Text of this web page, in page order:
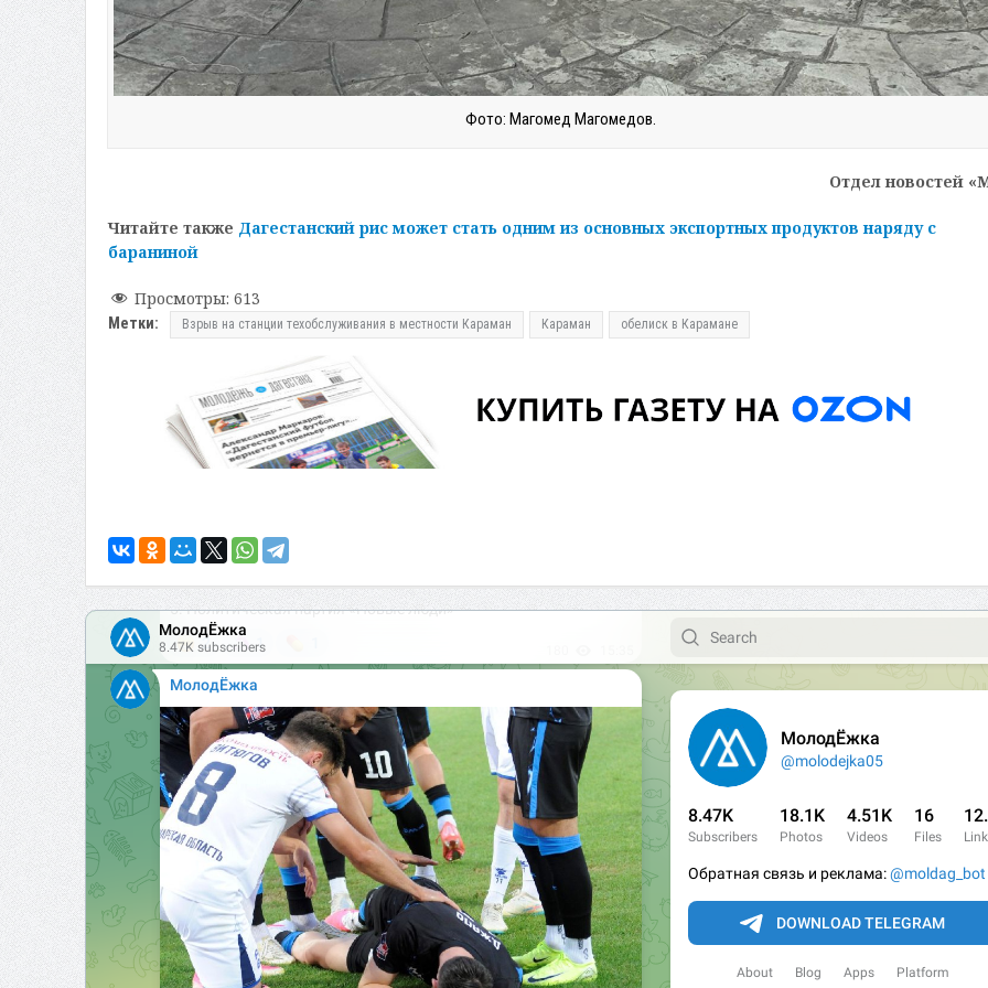
Фото: Магомед Магомедов.
Отдел новостей
Читайте также Дагестанский рис может стать одним из основных экспортных продуктов наряду с
бараниной
Просмотры: 613
Метки: Взрыв на станции техобслуживания в местности Караман Караман обелиск в Карамане